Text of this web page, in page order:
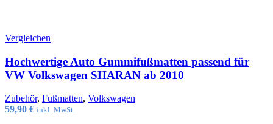
Vergleichen
Hochwertige Auto Gummifußmatten passend für
VW Volkswagen SHARAN ab 2010
Zubehör, Fußmatten, Volkswagen
59,90 € inkl. MwSt.